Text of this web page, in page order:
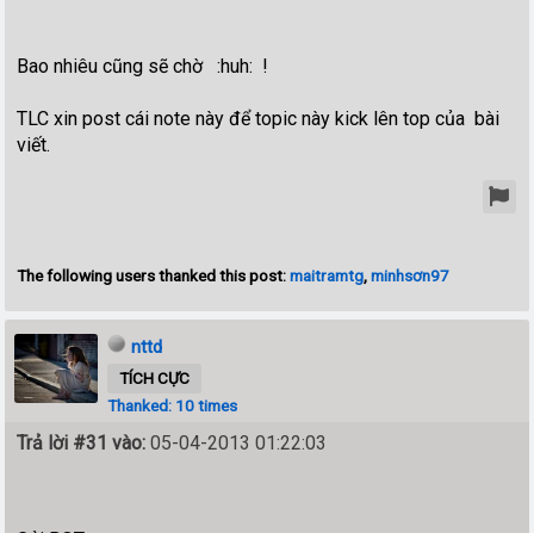
Bao nhiêu cũng sẽ chờ :huh: !
TLC xin post cái note này để topic này kick lên top của bài
viết.
The following users thanked this post:maitramtg,minhsơn97
nttd
TÍCH CỰC
Thanked: 10 times
Trả lời #31 vào: 05-04-2013 01:22:03